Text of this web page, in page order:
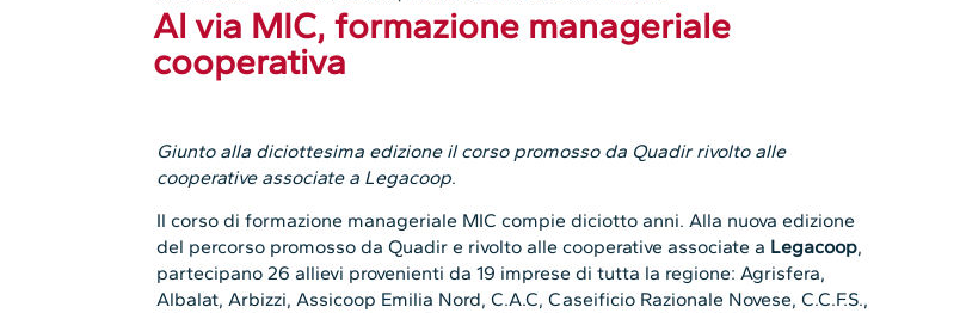
Al via MIC, formazione manageriale
cooperativa
Giunto alla diciottesima edizione il corso promosso da Quadir rivolto alle
cooperative associate a Legacoop.
Il corso di formazione manageriale MIC compie diciotto anni. Alla nuova edizione
del percorso promosso da Quadir e rivolto alle cooperative associate a Legacoop,
partecipano 26 allievi provenienti da 19 imprese di tutta la regione: Agrisfera,
Albalat, Arbizzi, Assicoop Emilia Nord, C.A.C, Caseificio Razionale Novese, C.C.F.S.,